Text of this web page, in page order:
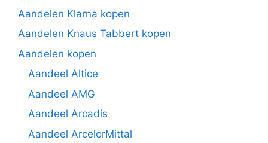
Aandelen Klarna kopen
Aandelen Knaus Tabbert kopen
Aandelen kopen
Aandeel Altice
Aandeel AMG
Aandeel Arcadis
Aandeel ArcelorMittal